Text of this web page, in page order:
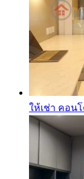
ให้เช่า คอนโ